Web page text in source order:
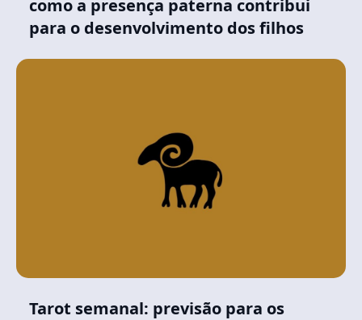
como a presença paterna contribui
para o desenvolvimento dos filhos
Tarot semanal: previsão para os